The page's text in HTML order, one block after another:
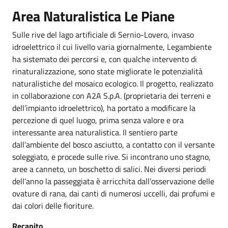
Area Naturalistica Le Piane
Sulle rive del lago artificiale di Sernio-Lovero, invaso
idroelettrico il cui livello varia giornalmente, Legambiente
ha sistemato dei percorsi e, con qualche intervento di
rinaturalizzazione, sono state migliorate le potenzialità
naturalistiche del mosaico ecologico. Il progetto, realizzato
in collaborazione con A2A S.p.A. (proprietaria dei terreni e
dell’impianto idroelettrico), ha portato a modificare la
percezione di quel luogo, prima senza valore e ora
interessante area naturalistica. Il sentiero parte
dall’ambiente del bosco asciutto, a contatto con il versante
soleggiato, e procede sulle rive. Si incontrano uno stagno,
aree a canneto, un boschetto di salici. Nei diversi periodi
dell’anno la passeggiata è arricchita dall’osservazione delle
ovature di rana, dai canti di numerosi uccelli, dai profumi e
dai colori delle fioriture.